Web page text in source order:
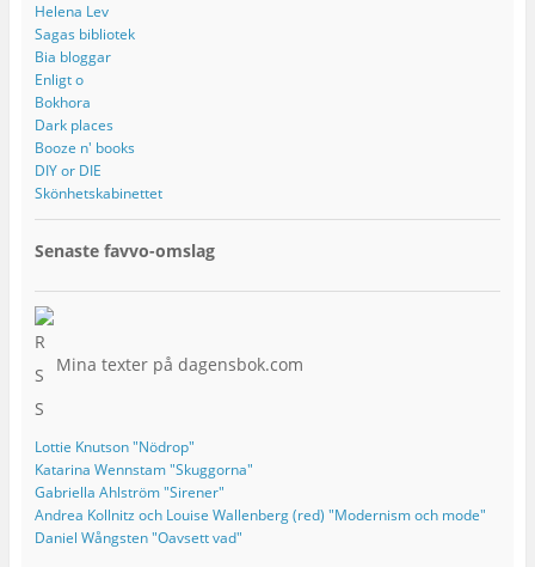
Helena Lev
Sagas bibliotek
Bia bloggar
Enligt o
Bokhora
Dark places
Booze n' books
DIY or DIE
Skönhetskabinettet
Senaste favvo-omslag
Mina texter på dagensbok.com
Lottie Knutson "Nödrop"
Katarina Wennstam "Skuggorna"
Gabriella Ahlström "Sirener"
Andrea Kollnitz och Louise Wallenberg (red) "Modernism och mode"
Daniel Wångsten "Oavsett vad"